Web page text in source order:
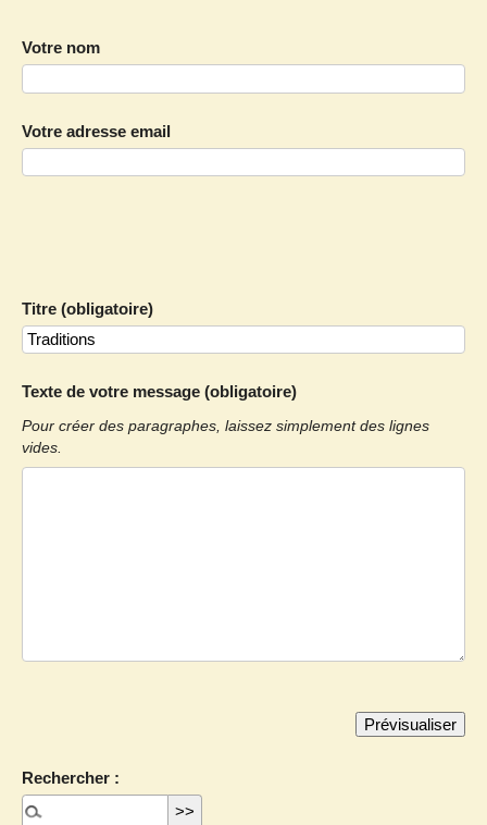
Votre nom
Votre adresse email
Titre (obligatoire)
Texte de votre message (obligatoire)
Pour créer des paragraphes, laissez simplement des lignes
vides.
Rechercher :